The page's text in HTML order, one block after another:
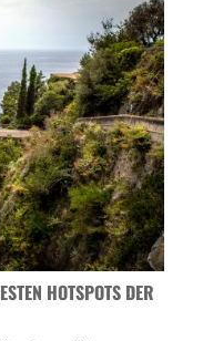
HOTSPOTS DER A